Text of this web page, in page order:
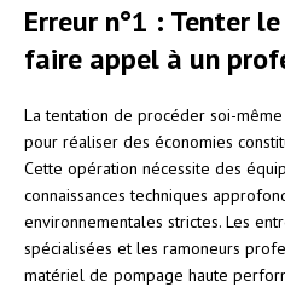
Erreur n°1 : Tenter
faire appel à un
La tentation de procéder soi-même
pour réaliser des économies
Cette opération nécessite des
connaissances techniques
environnementales strictes. Les
spécialisées et les ramoneurs
matériel de pompage haute